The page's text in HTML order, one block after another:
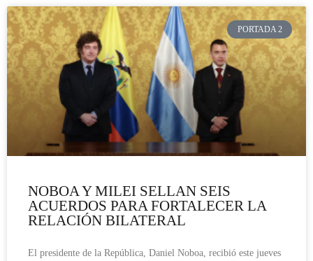
PORTADA 2
NOBOA Y MILEI SELLAN SEIS
ACUERDOS PARA FORTALECER LA
RELACIÓN BILATERAL
El presidente de la República, Daniel Noboa, recibió este jueves